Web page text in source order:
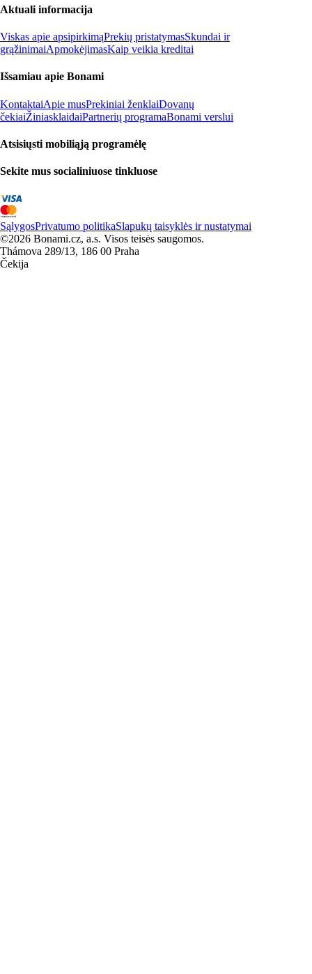
Aktuali informacija
Viskas apie apsipirkimąPrekių pristatymasSkundai ir
grąžinimaiApmokėjimasKaip veikia kreditai
Išsamiau apie Bonami
KontaktaiApie musPrekiniai ženklaiDovanų
čekiaiŽiniasklaidaiPartnerių programaBonami verslui
Atsisiųsti mobiliąją programėlę
Sekite mus socialiniuose tinkluose
SąlygosPrivatumo politikaSlapukų taisyklės ir nustatymai
©2026 Bonami.cz, a.s. Visos teisės saugomos.
Thámova 289/13, 186 00 Praha
Čekija